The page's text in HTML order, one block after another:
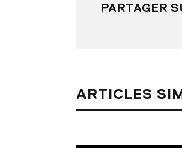
PARTAGER
ARTICLES